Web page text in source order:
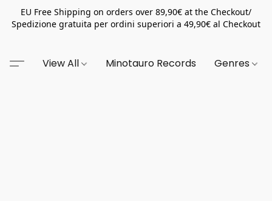
EU Free Shipping on orders over 89,90€ at the Checkout/
Spedizione gratuita per ordini superiori a 49,90€ al Checkout
View All Minotauro Records Genres